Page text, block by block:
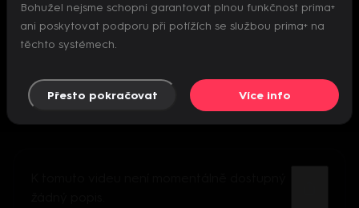
Nepodařilo se inicializovat přehrávač
Bohužel nejsme schopni garantovat plnou funkčnost prima+
ani poskytovat podporu při potížích se službou prima+ na
těchto systémech.
Přesto pokračovat Více info